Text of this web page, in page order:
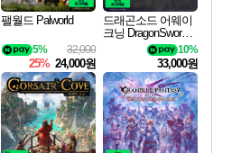
팰월드 Palworld
32,000
5%
25% 24,000원
드래곤소드 어웨이
크닝 DragonSword A
10%
33,000원